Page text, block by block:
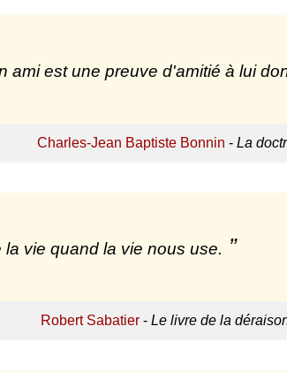
ami est une preuve d'amitié à lui
Charles-Jean Baptiste Bonnin - La
vie quand la vie nous use.
Robert Sabatier- Le livre de la